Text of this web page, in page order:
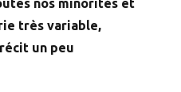
nos minorités et
très variable,
un peu